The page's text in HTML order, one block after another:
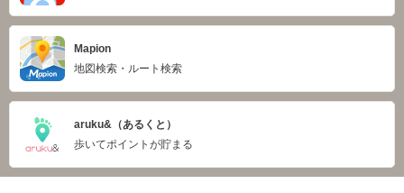
Mapion
地図検索・ルート検索
aruku&（あるくと）
歩いてポイントが貯まる